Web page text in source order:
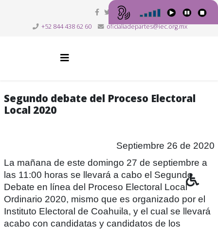
+52 844 438 62 60 oficialiadepartes@iec.org.mx
Segundo debate del Proceso Electoral
Local 2020
Septiembre 26 de 2020
La mañana de este domingo 27 de septiembre a
las 11:00 horas se llevará a cabo el Segundo
Debate en línea del Proceso Electoral Local
Ordinario 2020, mismo que es organizado por el
Instituto Electoral de Coahuila, y el cual se llevará
acabo con candidatas y candidatos de los